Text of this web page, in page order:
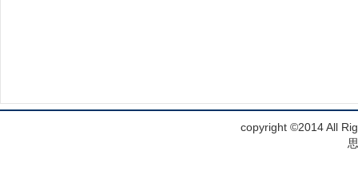
copyright ©2014 All